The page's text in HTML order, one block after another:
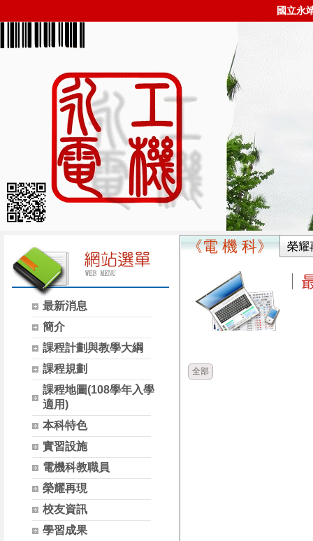
國立永
最新消息
簡介
課程計劃與教學大綱
課程規劃
課程地圖(108學年入學
適用)
本科特色
實習設施
電機科教職員
榮耀再現
校友資訊
學習成果
《電 機 科》 榮耀
全部